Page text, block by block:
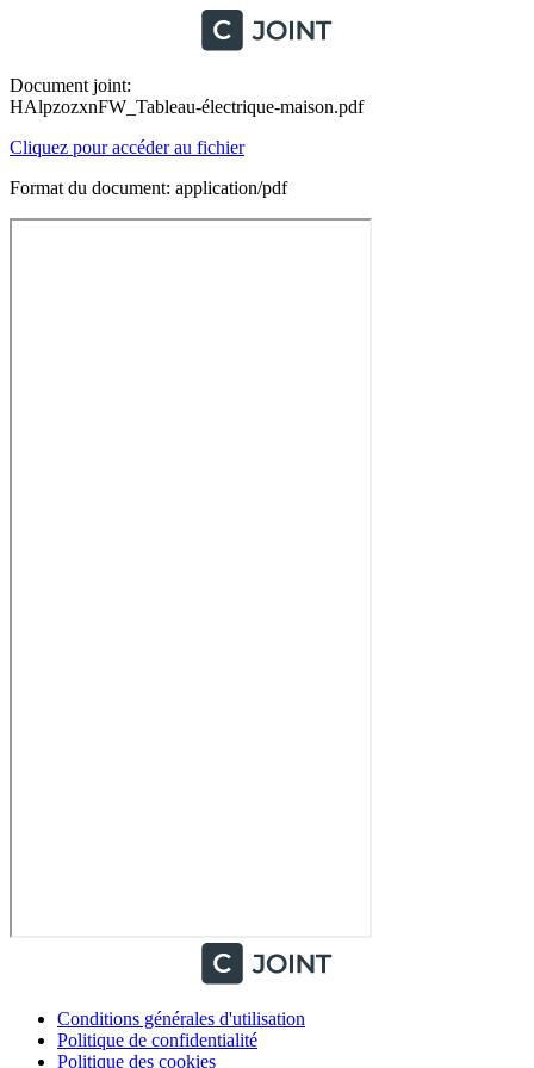
Document joint:
HAlpzozxnFW_Tableau-électrique-maison.pdf
Cliquez pour accéder au fichier
Format du document: application/pdf
Conditions générales d'utilisation
Politique de confidentialité
Politique des cookies